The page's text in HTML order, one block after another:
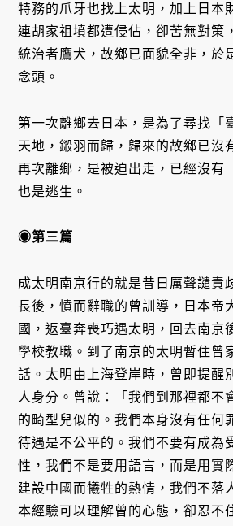
特務的爪牙也找上太明，加上日本
連胡家祖墳都遭侵佔，卻苦無對策
統治者鷹犬，故鄉已面貌全非，於
念頭。
第一次離鄉去日本，是為了尋找「
天地，鎩羽而歸，歸來的故鄉已沒
再次離鄉，是被迫出走，已經沒有
也是逃生。
◉第三篇
成太明南京行的就是昔日厲聲譴責
長後，憤而辭職的曾訓導，日本帝
國，返臺奔喪巧遇太明，回去南京
學校教職。到了南京的太明暫住曾
話。太明由上海登岸時，曾即提醒
人身分。曾說：「我們到那裡都不
的畸型兒似的。我們本身沒有任何
待遇是不公平的。我們不要有成為
性，我們不是要用語言，而是用實
建設中國而犧牲的熱情，我們不落
本經驗可以理解曾的心態，卻忍不